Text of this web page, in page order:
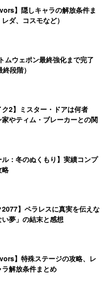
】隠しキャラの解放条件ま
ダ、コスモなど）
ムウェポン最終強化まで完了
段階）
ク2】ミスター・ドアは何者
やティム・ブレーカーとの関
ル：冬のぬくもり】実績コンプ
略
2077】ペラレスに真実を伝えな
夢」の結末と感想
】特殊ステージの攻略、レ
解放条件まとめ